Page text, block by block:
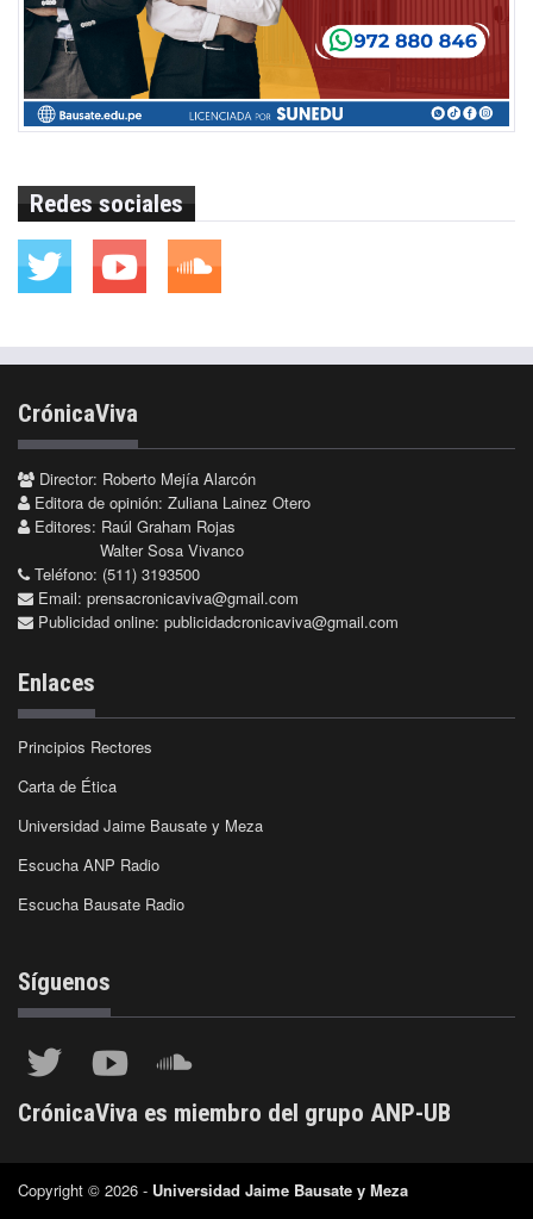
Redes sociales
CrónicaViva
Director: Roberto Mejía Alarcón
Editora de opinión: Zuliana Lainez Otero
Editores: Raúl Graham Rojas
Walter Sosa Vivanco
Teléfono: (511) 3193500
Email: prensacronicaviva@gmail.com
Publicidad online: publicidadcronicaviva@gmail.com
Enlaces
Principios Rectores
Carta de Ética
Universidad Jaime Bausate y Meza
Escucha ANP Radio
Escucha Bausate Radio
Síguenos
CrónicaViva es miembro del grupo ANP-UB
Copyright © 2026 - Universidad Jaime Bausate y Meza